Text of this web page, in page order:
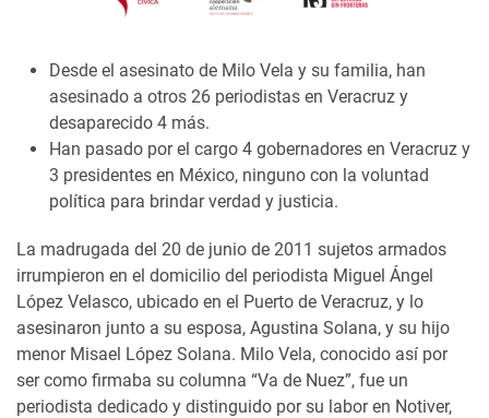
Desde el asesinato de Milo Vela y su familia, han
asesinado a otros 26 periodistas en Veracruz y
desaparecido 4 más.
Han pasado por el cargo 4 gobernadores en Veracruz y
3 presidentes en México, ninguno con la voluntad
política para brindar verdad y justicia.
La madrugada del 20 de junio de 2011 sujetos armados
irrumpieron en el domicilio del periodista Miguel Ángel
López Velasco, ubicado en el Puerto de Veracruz, y lo
asesinaron junto a su esposa, Agustina Solana, y su hijo
menor Misael López Solana. Milo Vela, conocido así por
ser como firmaba su columna “Va de Nuez”, fue un
periodista dedicado y distinguido por su labor en Notiver,